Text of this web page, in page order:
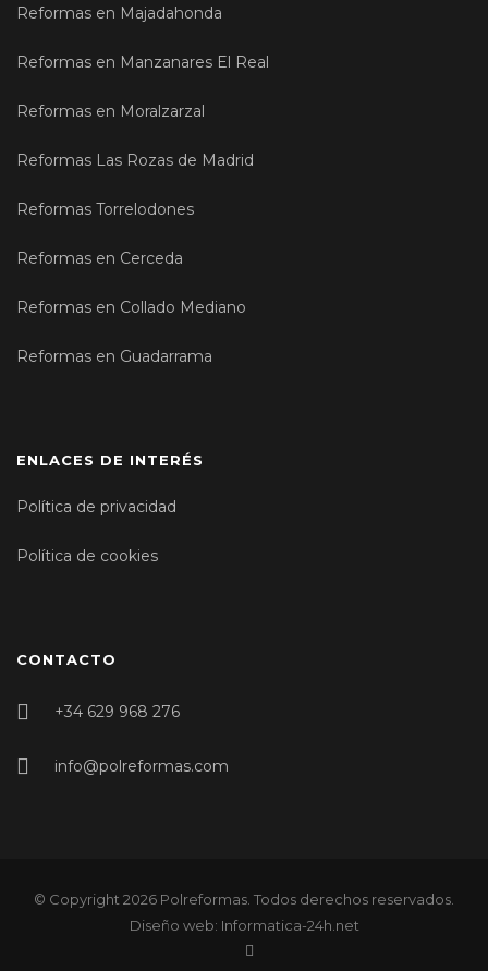
Reformas en Majadahonda
Reformas en Manzanares El Real
Reformas en Moralzarzal
Reformas Las Rozas de Madrid
Reformas Torrelodones
Reformas en Cerceda
Reformas en Collado Mediano
Reformas en Guadarrama
ENLACES DE INTERÉS
Política de privacidad
Política de cookies
CONTACTO
+34 629 968 276
info@polreformas.com
© Copyright 2026 Polreformas. Todos derechos reservados.
Diseño web: Informatica-24h.net